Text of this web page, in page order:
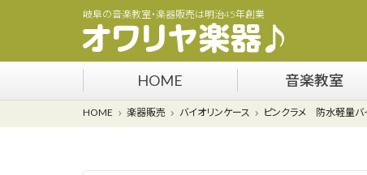
岐阜の音楽教室・楽器販売は明治45年創業
HOME 音楽教室
HOME 楽器販売 バイオリンケース ピンクラメ 防水軽量バイ